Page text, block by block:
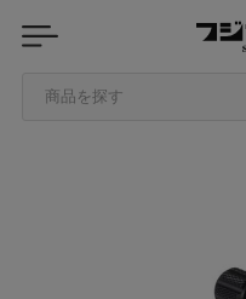
商品を探す